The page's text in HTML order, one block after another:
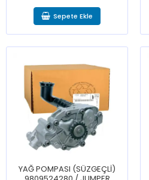
Sepete Ekle
YAĞ POMPASI (SÜZGEÇLİ)